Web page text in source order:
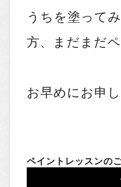
うちを塗って
方、
まだまだ
お早めにお申
ペイントレッスンの